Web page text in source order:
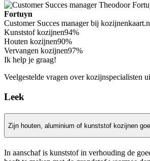
Fortuyn
Customer Succes manager bij
Kunststof kozijnen94%
Houten kozijnen90%
Vervangen kozijnen97%
Ik help je graag!
Veelgestelde vragen over kozijnspecialisten
Leek
Zijn houten, aluminium of kunststof kozijnen
In aanschaf is kunststof in verhouding de